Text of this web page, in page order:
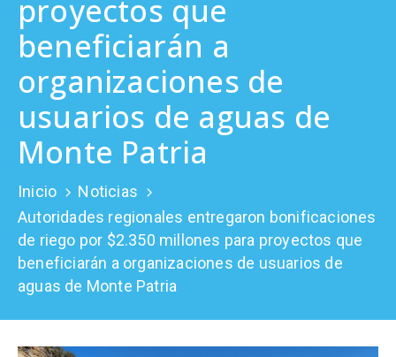
Prensa
proyectos que
beneficiarán a
organizaciones de
usuarios de aguas de
Monte Patria
Inicio
Noticias
Autoridades regionales entregaron bonificaciones
de riego por $2.350 millones para proyectos que
beneficiarán a organizaciones de usuarios de
aguas de Monte Patria